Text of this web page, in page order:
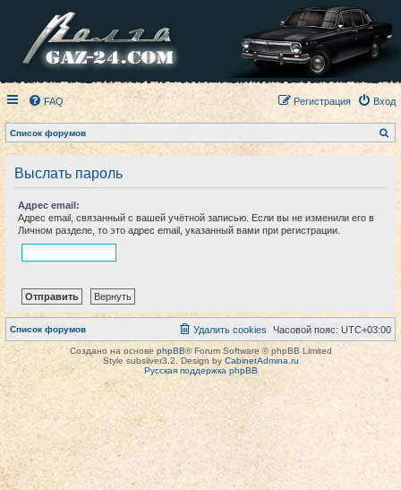
FAQ Вход
Регистрация
Список форумов
о
Выслать пароль
Адрес email:
Адрес email, связанный с вашей учётной записью. Если вы не изменили его в
Личном разделе, то это адрес email, указанный вами при регистрации.
Список форумов Часовой пояс: UTC+03:00
Удалить cookies
Создано на основе phpBB® Forum Software © phpBB Limited
Style subsilver3.2. Design by CabinetAdmina.ru
Русская поддержка phpBB